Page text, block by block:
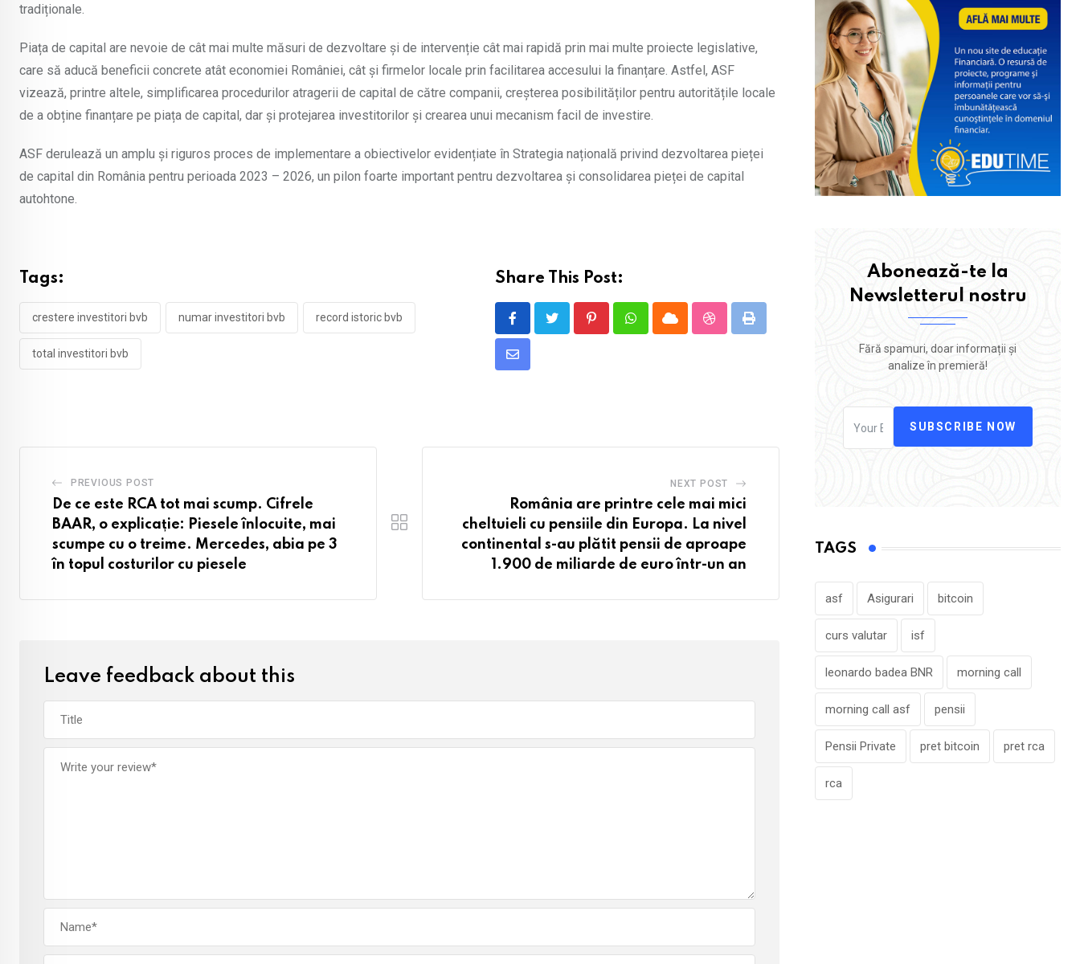
tradiționale.
Piața de capital are nevoie de cât mai multe măsuri de dezvoltare și de intervenție cât mai rapidă prin mai multe proiecte legislative,
care să aducă beneficii concrete atât economiei României, cât și firmelor locale prin facilitarea accesului la finanțare. Astfel, ASF
vizează, printre altele, simplificarea procedurilor atragerii de capital de către companii, creșterea posibilităților pentru autoritățile locale
de a obține finanțare pe piața de capital, dar și protejarea investitorilor și crearea unui mecanism facil de investire.
ASF derulează un amplu și riguros proces de implementare a obiectivelor evidențiate în Strategia națională privind dezvoltarea pieței
de capital din România pentru perioada 2023 – 2026, un pilon foarte important pentru dezvoltarea și consolidarea pieței de capital
autohtone.
Tags:
crestere investitori bvb numar investitori bvb record istoric bvb
total investitori bvb
Share This Post:
PinterestWhatsappCloud StumbleUpon
Print
Share
PREVIOUS POST
De ce este RCA tot mai scump. Cifrele
BAAR, o explicație: Piesele înlocuite, mai
scumpe cu o treime. Mercedes, abia pe 3
în topul costurilor cu piesele
NEXT POST
România are printre cele mai mici
cheltuieli cu pensiile din Europa. La nivel
continental s-au plătit pensii de aproape
1.900 de miliarde de euro într-un an
Leave feedback about this
Abonează-te la
Newsletterul nostru
Fără spamuri, doar informații și
analize în premieră!
SUBSCRIBE NOW
TAGS
asf Asigurari bitcoin
curs valutar isf
leonardo badea BNR morning call
morning call asf pensii
Pensii Private pret bitcoin pret rca
rca